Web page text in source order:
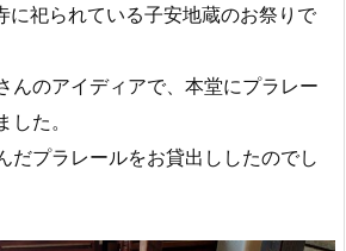
に祀られている子安地蔵のお祭りで
んのアイディアで、本堂にプラレー
た。
だプラレールをお貸出ししたのでし